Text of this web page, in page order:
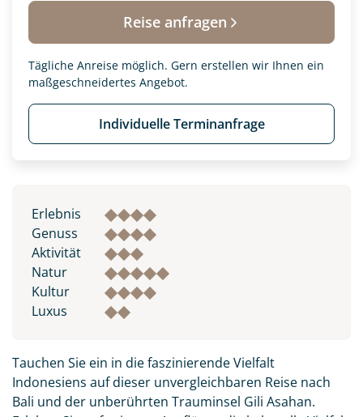
Reise anfragen
Tägliche Anreise möglich. Gern erstellen wir Ihnen ein
maßgeschneidertes Angebot.
Individuelle Terminanfrage
Erlebnis
Genuss
Aktivität
Natur
Kultur
Luxus
Tauchen Sie ein in die faszinierende Vielfalt
Indonesiens auf dieser unvergleichbaren Reise nach
Bali und der unberührten Trauminsel Gili Asahan.
Kenntnis genommen und akzeptiert haben.